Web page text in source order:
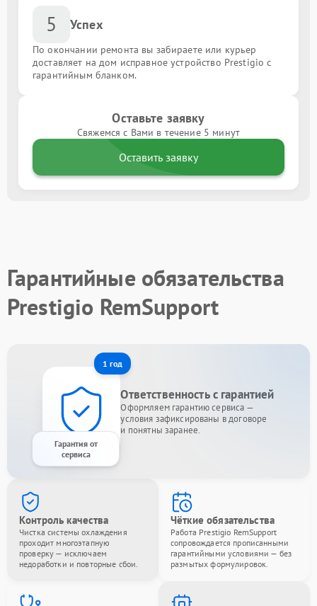
5 Успех
По окончании ремонта вы забираете или курьер
доставляет на дом исправное устройство Prestigio с
гарантийным бланком.
Оставьте заявку
Свяжемся с Вами в течение 5 минут
Оставить заявку
Гарантийные обязательства
Prestigio RemSupport
1 год
Гарантия от
сервиса
Ответственность с гарантией
Оформляем гарантию сервиса —
условия зафиксированы в договоре
и понятны заранее.
Контроль качества
Чистка системы охлаждения
проходит многоэтапную
проверку — исключаем
недоработки и повторные сбои.
Чёткие обязательства
Работа Prestigio RemSupport
сопровождается прописанными
гарантийными условиями — без
размытых формулировок.